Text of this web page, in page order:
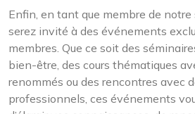
Enfin, en tant que membre de notre
serez invité à des événements
membres. Que ce soit des
bien-être, des cours thématiques
renommés ou des rencontres avec
professionnels, ces événements